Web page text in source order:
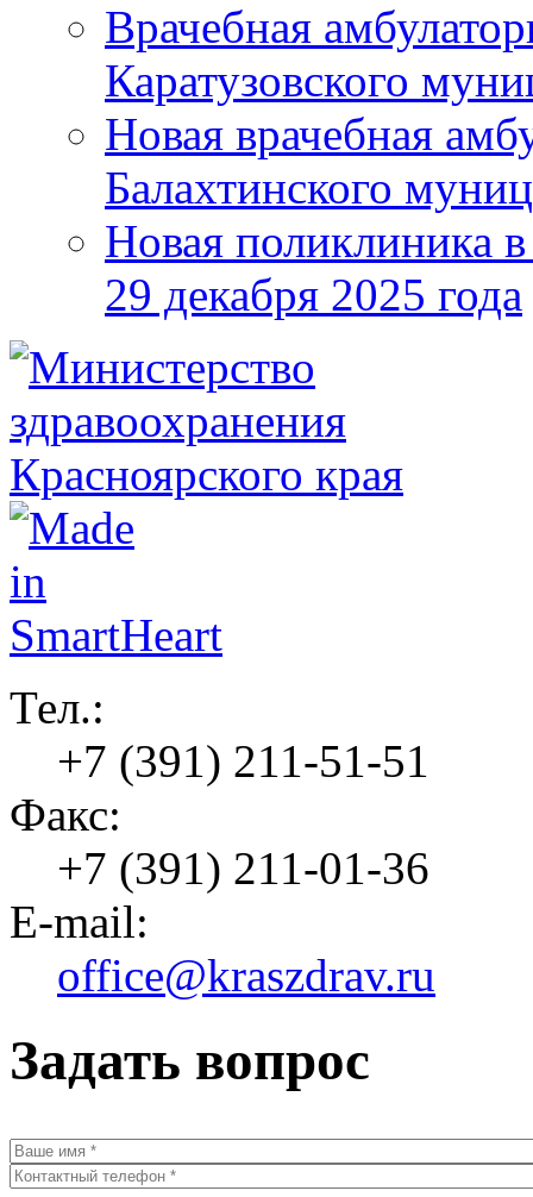
Врачебная
Каратузовского
Новая врачебная
Балахтинского
Новая поликлиника
29 декабря 2025 года
Тел.:
+7 (391) 211-51-51
Факс:
+7 (391) 211-01-36
E-mail:
office@kraszdrav.ru
Задать вопрос